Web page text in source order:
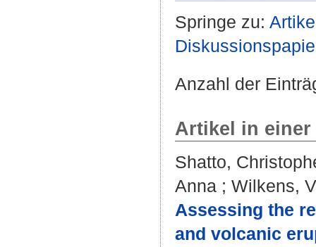
Springe zu:
Anzahl der
Artikel in
Shatto,
Anna ; Wilkens,
Assessing the
and volcanic